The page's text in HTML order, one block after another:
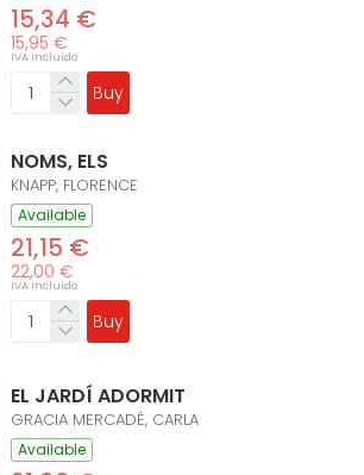
15,34 €
15,95 €
IVA incluido
Buy
NOMS, ELS
KNAPP, FLORENCE
Available
21,15 €
22,00 €
IVA incluido
Buy
EL JARDÍ ADORMIT
GRACIA MERCADÉ, CARLA
Available